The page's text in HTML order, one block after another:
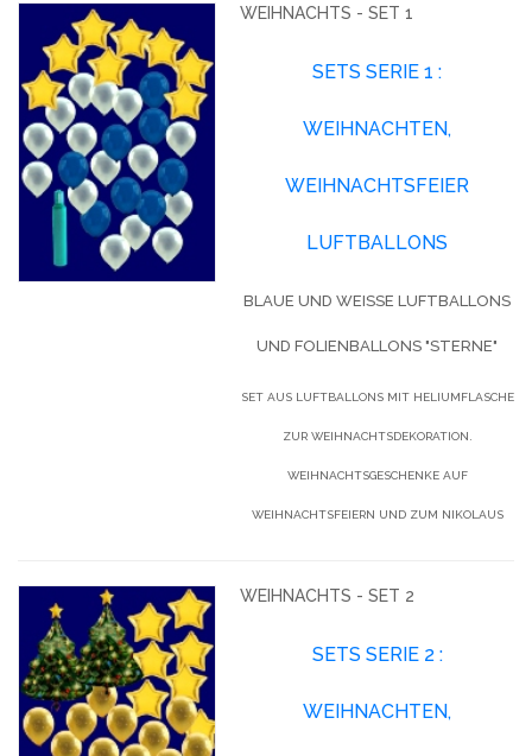
WEIHNACHTS - SET 1
SETS SERIE 1 :
WEIHNACHTEN,
WEIHNACHTSFEIER
LUFTBALLONS
BLAUE UND WEISSE LUFTBALLONS U
ND FOLIENBALLONS "STERNE"
SET AUS LUFTBALLONS MIT HELIUMFLASCHE
ZUR WEIHNACHTSDEKORATION.
WEIHNACHTSGESCHENKE AUF
WEIHNACHTSFEIERN UND ZUM NIKOLAUS
WEIHNACHTS - SET 2
SETS SERIE 2 :
WEIHNACHTEN,